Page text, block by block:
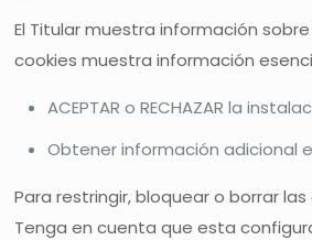
El Titular muestra información
cookies muestra información
ACEPTAR o RECHAZAR la
Obtener información adicional
Para restringir, bloquear o borrar
Tenga en cuenta que esta